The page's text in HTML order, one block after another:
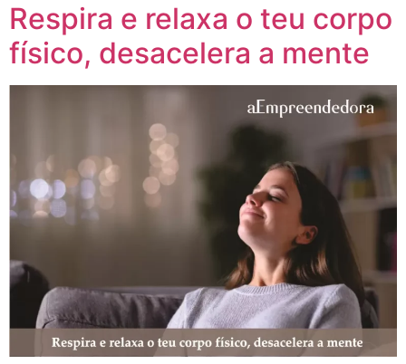
Respira e relaxa o teu corpo
físico, desacelera a mente